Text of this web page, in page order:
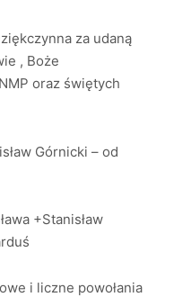
za udaną
, Boże
oraz świętych
Górnicki – od
+Stanisław
i liczne powołania